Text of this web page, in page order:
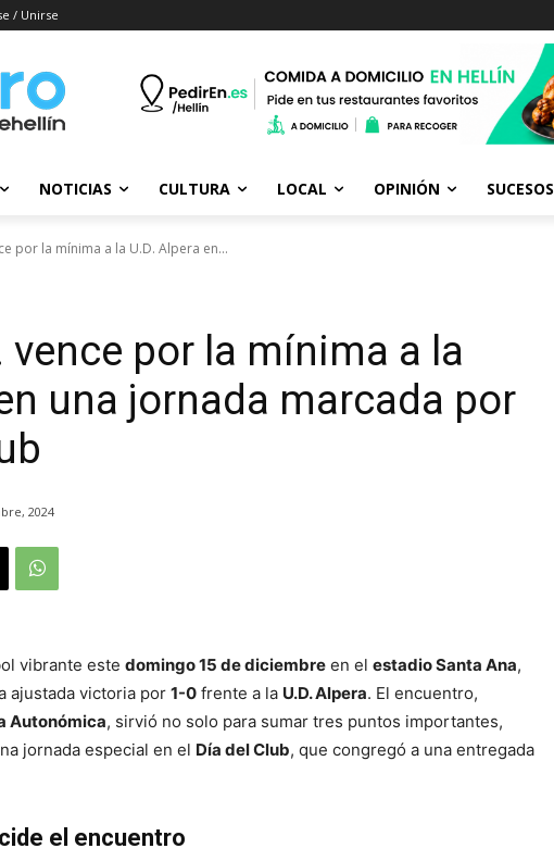
/ Unirse
NOTICIAS CULTURA LOCAL OPINIÓN SUCESOS
por la mínima a la U.D. Alpera en...
vence por la mínima a la
una jornada marcada por
2024
vibrante este domingo 15 de diciembre en el estadio Santa Ana,
ajustada victoria por 1-0 frente a la U.D. Alpera. El encuentro,
Autonómica, sirvió no solo para sumar tres puntos importantes,
jornada especial en el Día del Club, que congregó a una entregada
el encuentro